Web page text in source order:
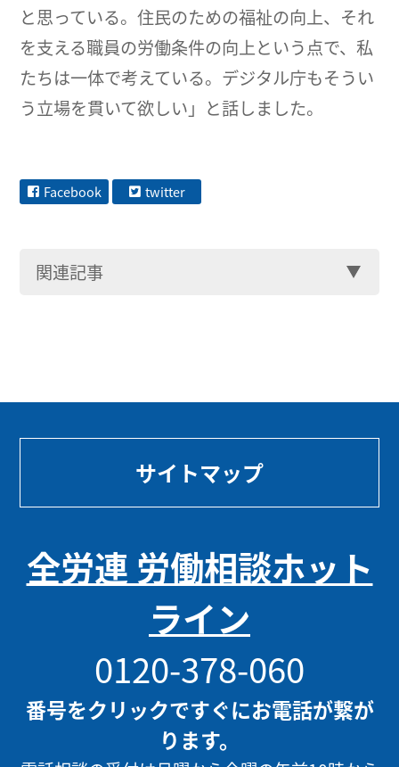
と思っている。住民のための福祉の向上、それ
を支える職員の労働条件の向上という点で、私
たちは一体で考えている。デジタル庁もそうい
う立場を貫いて欲しい」と話しました。
Facebook twitter
関連記事
サイトマップ
全労連 労働相談ホット
ライン
0120-378-060
番号をクリックですぐにお電話が繋が
ります。